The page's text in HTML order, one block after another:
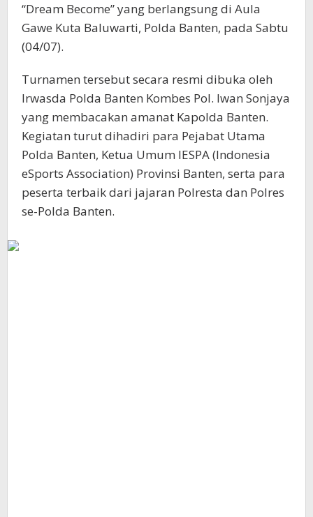
“Dream Become” yang berlangsung di Aula
Gawe Kuta Baluwarti, Polda Banten, pada Sabtu
(04/07).
Turnamen tersebut secara resmi dibuka oleh
Irwasda Polda Banten Kombes Pol. Iwan Sonjaya
yang membacakan amanat Kapolda Banten.
Kegiatan turut dihadiri para Pejabat Utama
Polda Banten, Ketua Umum IESPA (Indonesia
eSports Association) Provinsi Banten, serta para
peserta terbaik dari jajaran Polresta dan Polres
se-Polda Banten.